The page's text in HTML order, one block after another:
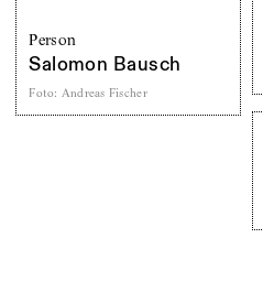
Person
Salomon Bausch
Foto: Andreas Fischer